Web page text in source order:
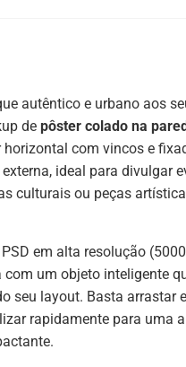
autêntico e urbano aos
de pôster colado na
horizontal com vincos e
ideal para divulgar
culturais ou peças
em alta resolução
com um objeto inteligente
seu layout. Basta arrastar
rapidamente para uma